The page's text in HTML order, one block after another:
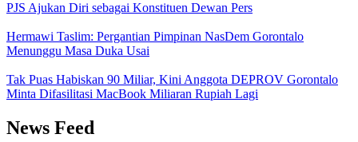
PJS Ajukan Diri sebagai Konstituen Dewan Pers
Hermawi Taslim: Pergantian Pimpinan NasDem Gorontalo
Menunggu Masa Duka Usai
Tak Puas Habiskan 90 Miliar, Kini Anggota DEPROV Gorontalo
Minta Difasilitasi MacBook Miliaran Rupiah Lagi
News Feed